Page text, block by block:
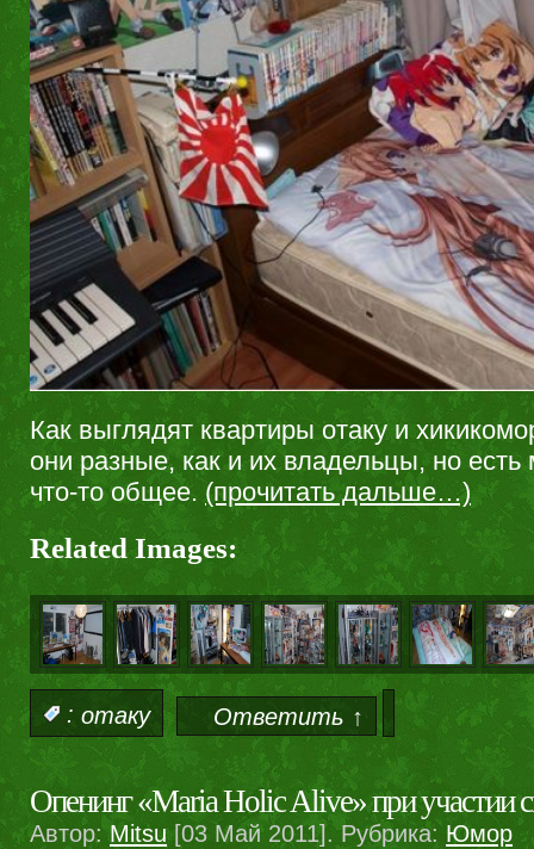
Как выглядят квартиры отаку и
они разные, как и их владельцы, но
что-то общее. (прочитать дальше…)
Related Images:
: отаку Ответить ↑
Опенинг «Maria Holic Alive» при участии
Автор:Mitsu[03 Май 2011]. Рубрика: Юмор